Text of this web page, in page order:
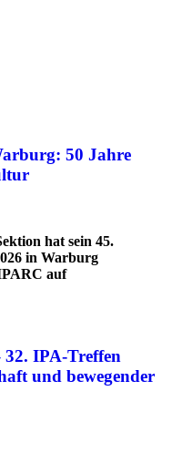
50 Jahre
hat sein 45.
in Warburg
auf
IPA-Treffen
und bewegender